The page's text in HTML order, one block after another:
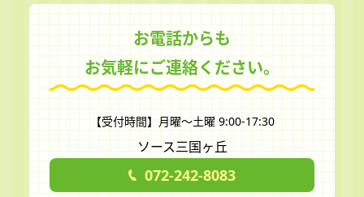
お電話からも
お気軽にご連絡ください。
【受付時間】月曜～土曜 9:00-17:30
ソース三国ヶ丘
072-242-8083